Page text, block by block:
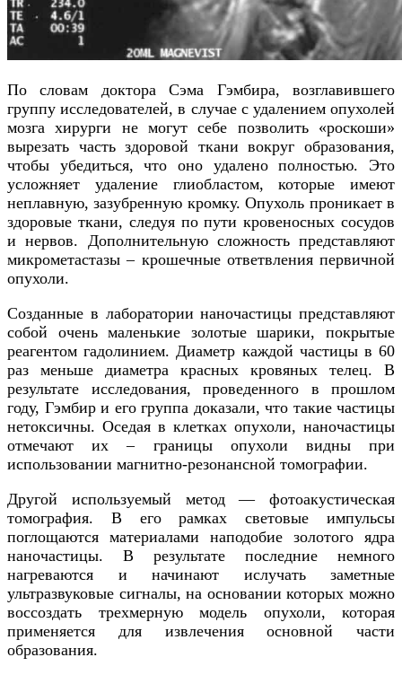
По словам доктора Сэма Гэмбира, возглавившего
группу исследователей, в случае с удалением опухолей
мозга хирурги не могут себе позволить «роскоши»
вырезать часть здоровой ткани вокруг образования,
чтобы убедиться, что оно удалено полностью. Это
усложняет удаление глиобластом, которые имеют
неплавную, зазубренную кромку. Опухоль проникает в
здоровые ткани, следуя по пути кровеносных сосудов
и нервов. Дополнительную сложность представляют
микрометастазы – крошечные ответвления первичной
опухоли.
Созданные в лаборатории наночастицы представляют
собой очень маленькие золотые шарики, покрытые
реагентом гадолинием. Диаметр каждой частицы в 60
раз меньше диаметра красных кровяных телец. В
результате исследования, проведенного в прошлом
году, Гэмбир и его группа доказали, что такие частицы
нетоксичны. Оседая в клетках опухоли, наночастицы
отмечают их – границы опухоли видны при
использовании магнитно-резонансной томографии.
Другой используемый метод — фотоакустическая
томография. В его рамках световые импульсы
поглощаются материалами наподобие золотого ядра
наночастицы. В результате последние немного
нагреваются и начинают ислучать заметные
ультразвуковые сигналы, на основании которых можно
воссоздать трехмерную модель опухоли, которая
применяется для извлечения основной части
образования.